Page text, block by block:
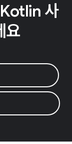
사
요